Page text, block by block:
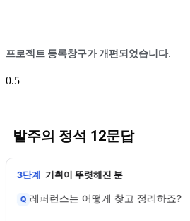
프로젝트 등록창구가 개편되었습니다.
발주의 정석 12문답
3단계 기획이 뚜렷해진 분
Q 레퍼런스는 어떻게 찾고 정리하죠?